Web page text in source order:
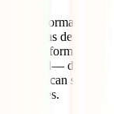
la transformación
agencias de viaje,
y plataformas
de
que reduzcan su